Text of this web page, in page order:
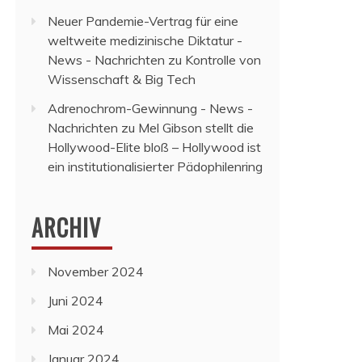
Neuer Pandemie-Vertrag für eine
weltweite medizinische Diktatur -
News - Nachrichten zu Kontrolle von
Wissenschaft & Big Tech
Adrenochrom-Gewinnung - News -
Nachrichten zu Mel Gibson stellt die
Hollywood-Elite bloß – Hollywood ist
ein institutionalisierter Pädophilenring
ARCHIV
November 2024
Juni 2024
Mai 2024
Januar 2024